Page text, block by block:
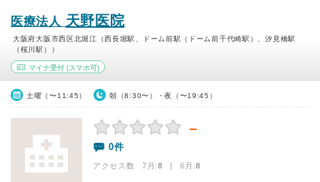
医療法人 天野医院
大阪府大阪市西区北堀江（西長堀駅、ドーム前駅（ドーム前千代崎駅）、汐見橋駅
（桜川駅））
マイナ受付 (スマホ可)
土曜（〜11:45） 朝（8:30〜）・夜（〜19:45）
－
0件
アクセス数 7月:8 | 6月:8